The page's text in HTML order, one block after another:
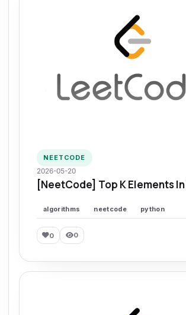
NEETCODE
2026-05-20
[NeetCode] Top K Elements
algorithms neetcode python
0 0